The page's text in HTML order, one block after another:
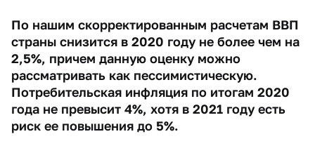
По нашим скорректированным расчетам ВВП
страны снизится в 2020 году не более чем на
2,5%, причем данную оценку можно
рассматривать как пессимистическую.
Потребительская инфляция по итогам 2020
года не превысит 4%, хотя в 2021 году есть
риск ее повышения до 5%.